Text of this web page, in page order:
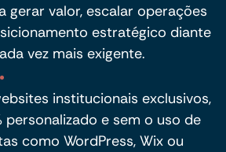
gerar valor, escalar operações
estratégico diante
vez mais exigente.
institucionais exclusivos,
e sem o uso de
como WordPress, Wix ou